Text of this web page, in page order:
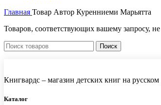
Главная Товар Автор Куренниеми Марьятта
Товаров, соответствующих вашему запросу,
Поиск
Книгвардс – магазин детских книг на
Каталог